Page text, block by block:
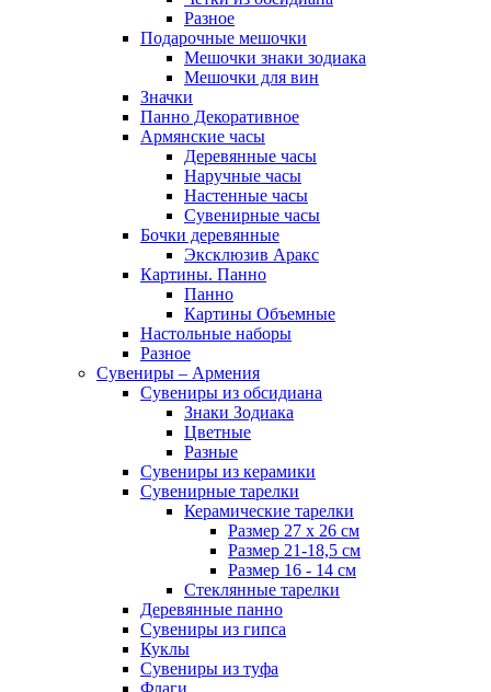
Разное
Подарочные мешочки
Мешочки знаки зодиака
Мешочки для вин
Значки
Панно Декоративное
Армянские часы
Деревянные часы
Наручные часы
Настенные часы
Сувенирные часы
Бочки деревянные
Эксклюзив Аракс
Картины. Панно
Панно
Картины Объемные
Настольные наборы
Разное
Сувениры – Армения
Сувениры из обсидиана
Знаки Зодиака
Цветные
Разные
Сувениры из керамики
Сувенирные тарелки
Керамические тарелки
Размер 27 х 26 см
Размер 21-18,5 см
Размер 16 - 14 см
Стеклянные тарелки
Деревянные панно
Сувениры из гипса
Куклы
Сувениры из туфа
Флаги